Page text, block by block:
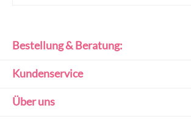
Bestellung & Beratung:
Kundenservice
Über uns